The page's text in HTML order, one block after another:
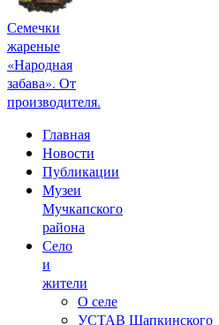
Семечки
жареные
«Народная
забава». От
производителя.
Главная
Новости
Публикации
Музеи
Мучкапского
района
Село
и
жители
О селе
УСТАВ Шапкинского